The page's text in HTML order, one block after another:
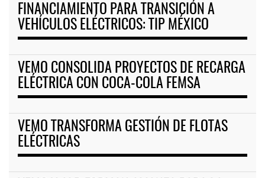
FINANCIAMIENTO PARA TRANSICIÓN A
VEHÍCULOS ELÉCTRICOS: TIP MÉXICO
VEMO CONSOLIDA PROYECTOS DE RECARGA
ELÉCTRICA CON COCA-COLA FEMSA
VEMO TRANSFORMA GESTIÓN DE FLOTAS
ELÉCTRICAS